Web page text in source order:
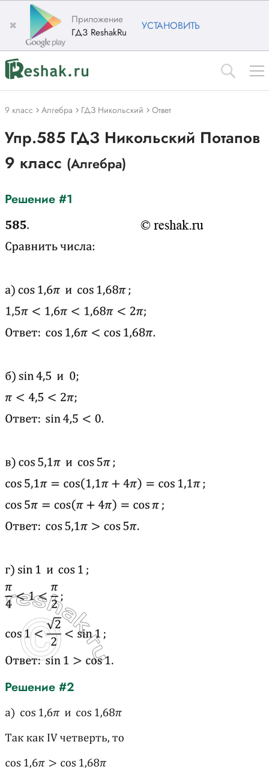
✖
Приложение
ГДЗ ReshakRu
УСТАНОВИТЬ
9 класс Алгебра ГДЗ Никольский Ответ
Упр.585 ГДЗ Никольский Потапов
9 класс (Алгебра)
Решение #1
Решение #2